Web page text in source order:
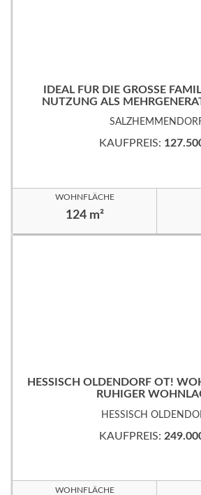
IDEAL FÜR DIE GROSSE
NUTZUNG ALS
KAUFPREIS:
WOHNFLÄCHE
124 m²
HESSISCH OLDENDORF OT!
RUHIGER
HESSISCH
KAUFPREIS:
WOHNFLÄCHE